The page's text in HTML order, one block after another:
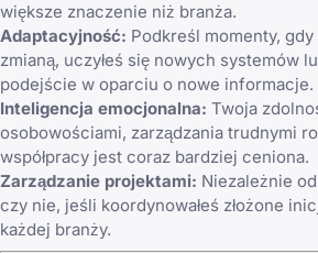
większe znaczenie niż branża.
Adaptacyjność: Podkreśl momenty, gdy
zmianą, uczyłeś się nowych systemów
podejście w oparciu o nowe informacje.
Inteligencja emocjonalna: Twoja
osobowościami, zarządzania trudnymi
współpracy jest coraz bardziej ceniona.
Zarządzanie projektami: Niezależnie
czy nie, jeśli koordynowałeś złożone
każdej branży.